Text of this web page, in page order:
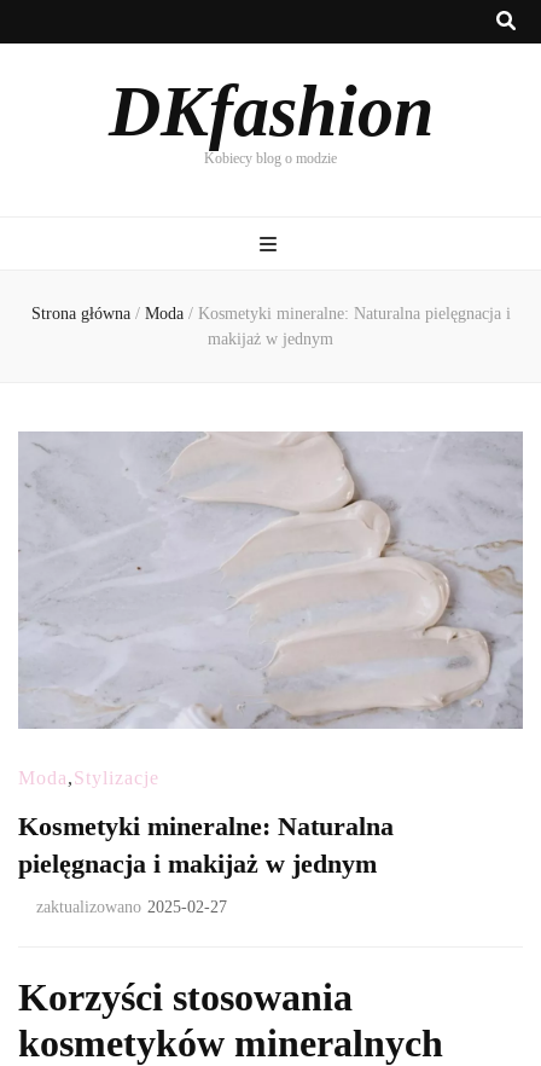
DKfashion
Kobiecy blog o modzie
Strona główna / Moda / Kosmetyki mineralne: Naturalna pielęgnacja i
makijaż w jednym
Moda,Stylizacje
Kosmetyki mineralne: Naturalna
pielęgnacja i makijaż w jednym
zaktualizowano 2025-02-27
Korzyści stosowania
kosmetyków mineralnych